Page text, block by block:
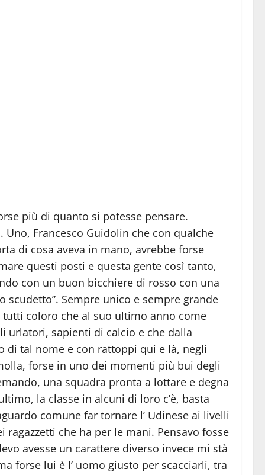
più di quanto si potesse pensare.
Francesco Guidolin che con qualche
di cosa aveva in mano, avrebbe forse
questi posti e questa gente così tanto,
con un buon bicchiere di rosso con una
Sempre unico e sempre grande
tutti coloro che al suo ultimo anno come
urlatori, sapienti di calcio e che dalla
di tal nome e con rattoppi qui e là, negli
forse in uno dei momenti più bui degli
una squadra pronta a lottare e degna
la classe in alcuni di loro c’è, basta
comune far tornare l’ Udinese ai livelli
che ha per le mani. Pensavo fosse
avesse un carattere diverso invece mi stà
forse lui è l’ uomo giusto per scacciarli, tra